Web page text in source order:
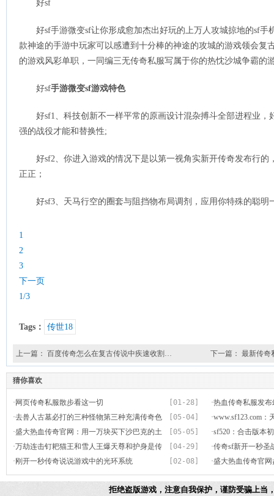
好sf
好sf手游微变sf让你形成愈加杰出好玩的上万人攻城掠地的sf手机
款神途的手游中玩家可以感遭到十分棒的神途的攻城的游戏领会复古，
的游戏风彩单职，一同编三无传奇私服写属于你的热忱沙城争霸的
好sf手游微变sf游戏特色
好sf1、科技创新不一样平常的原画设计混杂搏斗全部进程业，好
强的战役才能和替换性;
好sf2、你进入游戏的情况下是以第一视角实新开传奇发布行的，
正正；
好sf3、天马行空的圈套与阻挡物布局调剂，应用你特殊的聪明
1
2
3
下一页
1/3
Tags： 传世18
上一篇： 百度传奇怎么在复古传说中疾速收割… 下一篇： 最新传奇
猜你喜欢
[01-28]
· 网页传奇私服散步看这一切 ·热血传奇私服发
莱姆
[05-04]
·去兽人古墓必打的三种怪物第三种充满传奇色
彩
·www.sf123.com：
被骗而删号
[05-05]
·盛大热血传奇官网：用一万块买下沙巴克的土
豪战士明教恺撒
·sf520：合击版本
武器是什么
[04-29]
·万劫连击钉耙猫王和雪人王爆天尊和护身是传
言还是真有其事
·传奇sf新开一秒圣
[02-08]
·刚开一秒传奇说说游戏中的光环系统 ·盛大热血传奇官
诅咒10修罗以假乱
拒绝盗版游戏，注意自我保护，谨防受骗上当